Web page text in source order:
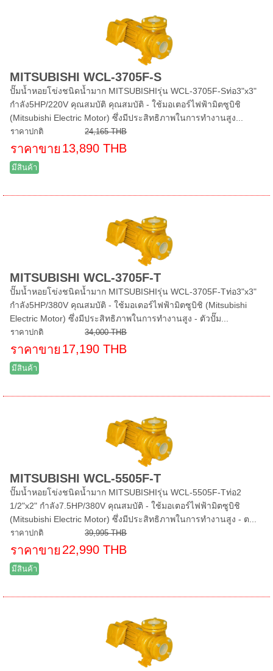
MITSUBISHI WCL-3705F-S
ปั๊มน้ำหอยโข่งชนิดน้ำมาก MITSUBISHIรุ่น WCL-3705F-Sท่อ3"x3"
กำลัง5HP/220V คุณสมบัติ คุณสมบัติ - ใช้มอเตอร์ไฟฟ้ามิตซูบิชิ
(Mitsubishi Electric Motor) ซึ่งมีประสิทธิภาพในการทำงานสูง...
ราคาปกติ 24,165 THB
ราคาขาย 13,890 THB
มีสินค้า
MITSUBISHI WCL-3705F-T
ปั๊มน้ำหอยโข่งชนิดน้ำมาก MITSUBISHIรุ่น WCL-3705F-Tท่อ3"x3"
กำลัง5HP/380V คุณสมบัติ - ใช้มอเตอร์ไฟฟ้ามิตซูบิชิ (Mitsubishi
Electric Motor) ซึ่งมีประสิทธิภาพในการทำงานสูง - ตัวปั๊ม...
ราคาปกติ 34,000 THB
ราคาขาย 17,190 THB
มีสินค้า
MITSUBISHI WCL-5505F-T
ปั๊มน้ำหอยโข่งชนิดน้ำมาก MITSUBISHIรุ่น WCL-5505F-Tท่อ2
1/2"x2" กำลัง7.5HP/380V คุณสมบัติ - ใช้มอเตอร์ไฟฟ้ามิตซูบิชิ
(Mitsubishi Electric Motor) ซึ่งมีประสิทธิภาพในการทำงานสูง - ต...
ราคาปกติ 39,995 THB
ราคาขาย 22,990 THB
มีสินค้า